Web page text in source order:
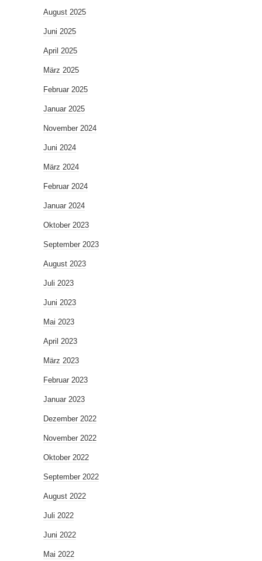
August 2025
Juni 2025
April 2025
März 2025
Februar 2025
Januar 2025
November 2024
Juni 2024
März 2024
Februar 2024
Januar 2024
Oktober 2023
September 2023
August 2023
Juli 2023
Juni 2023
Mai 2023
April 2023
März 2023
Februar 2023
Januar 2023
Dezember 2022
November 2022
Oktober 2022
September 2022
August 2022
Juli 2022
Juni 2022
Mai 2022